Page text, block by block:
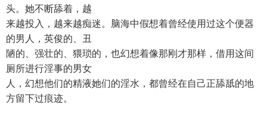
头。她不断舔着，越
来越投入，越来越痴迷。脑海中假想着曾经使用过这个便器
的男人，英俊的、丑
陋的、强壮的、猥琐的，也幻想着像那刚才那样，借用这间
厕所进行淫事的男女
人，幻想他们的精液她们的淫水，都曾经在自己正舔舐的地
方留下过痕迹。